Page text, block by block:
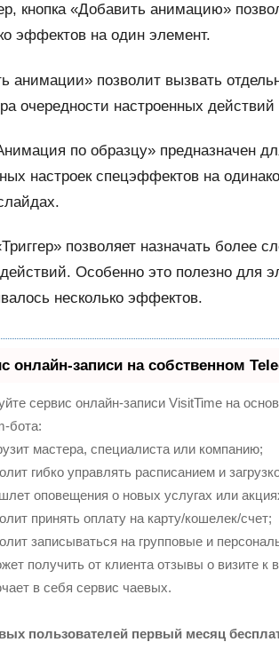
кнопка «Добавить анимацию»
эффектов на один элемент.
анимации» позволит вызвать
очередности настроенных
по образцу» предназначен
настроек спецэффектов на
позволяет назначать более
Особенно это полезно для
несколько эффектов.
онлайн-записи на собственном
сервис онлайн-записи VisitTime на
бота:
мастера, специалиста или компанию;
гибко управлять расписанием и
оповещения о новых услугах или
принять оплату на карту/кошелек/счет;
записываться на групповые и
получить от клиента отзывы о визите к
в себя сервис чаевых.
пользователей первый месяц